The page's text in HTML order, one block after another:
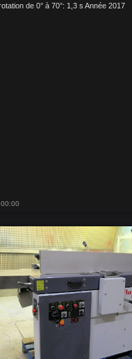
de 0° à 70°: 1,3 s Année 2017